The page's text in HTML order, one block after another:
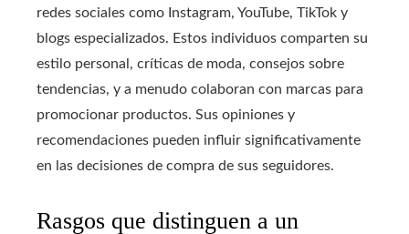
redes sociales como Instagram, YouTube, TikTok y
blogs especializados. Estos individuos comparten su
estilo personal, críticas de moda, consejos sobre
tendencias, y a menudo colaboran con marcas para
promocionar productos. Sus opiniones y
recomendaciones pueden influir significativamente
en las decisiones de compra de sus seguidores.
Rasgos que distinguen a un